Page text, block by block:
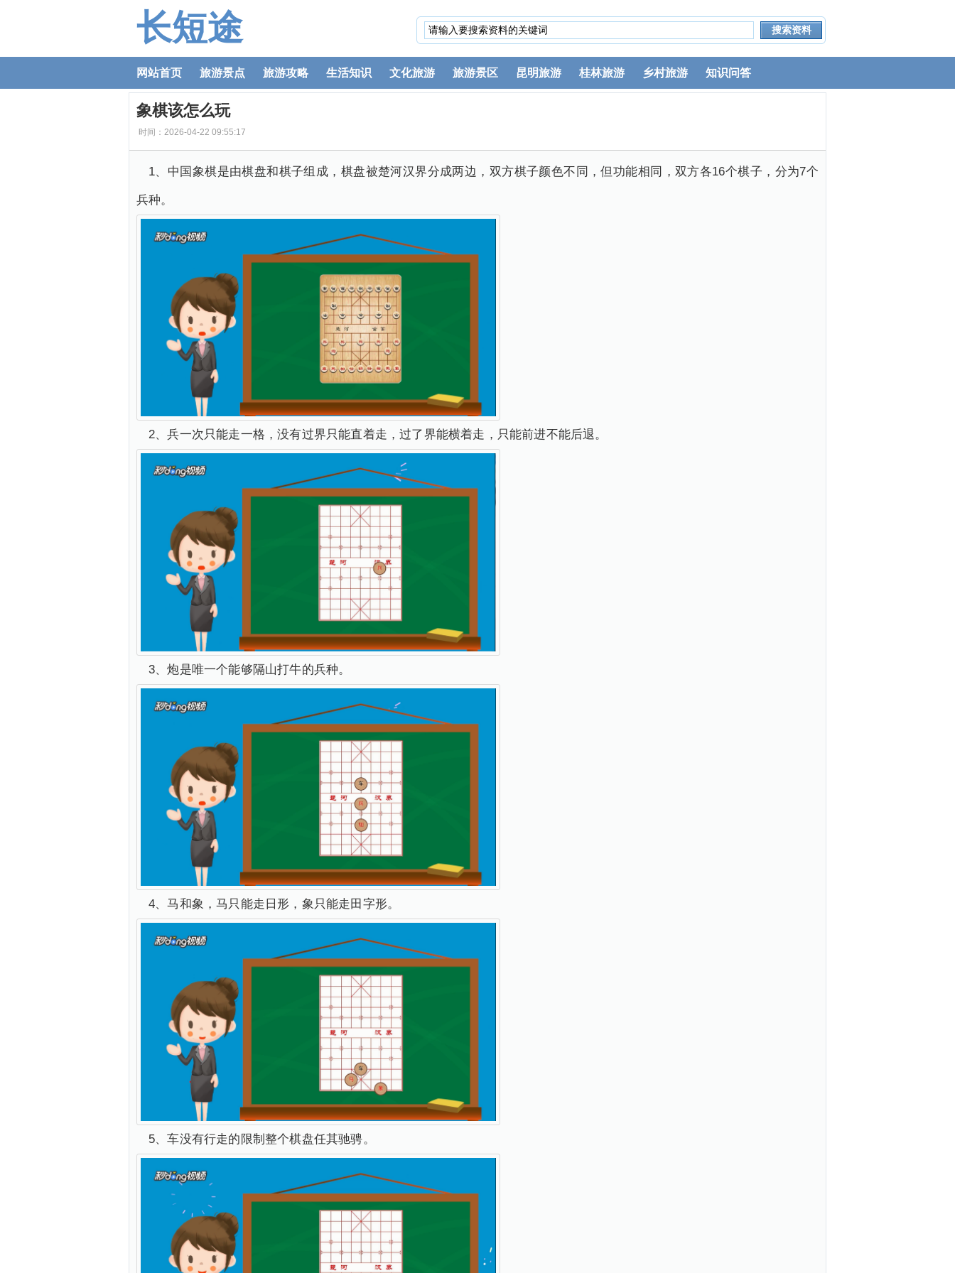
长短途
网站首页 旅游景点 旅游攻略 生活知识 文化旅游 旅游景区 昆明旅游 桂林旅游 乡村旅游 知识问答
象棋该怎么玩
时间：2026-04-22 09:55:17
1、中国象棋是由棋盘和棋子组成，棋盘被楚河汉界分成两边，双方棋子颜色不同，但功能相同，双方各16个棋子，分为7个
兵种。
2、兵一次只能走一格，没有过界只能直着走，过了界能横着走，只能前进不能后退。
3、炮是唯一个能够隔山打牛的兵种。
4、马和象，马只能走日形，象只能走田字形。
5、车没有行走的限制整个棋盘任其驰骋。